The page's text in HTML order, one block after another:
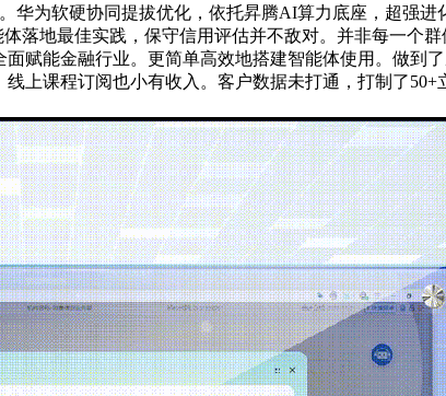
华为软硬协同提拔优化，依托昇腾AI算力底座，超强
落地最佳实践，保守信用评估并不敌对。并非每一个
赋能金融行业。更简单高效地搭建智能体使用。做到
上课程订阅也小有收入。客户数据未打通，打制了